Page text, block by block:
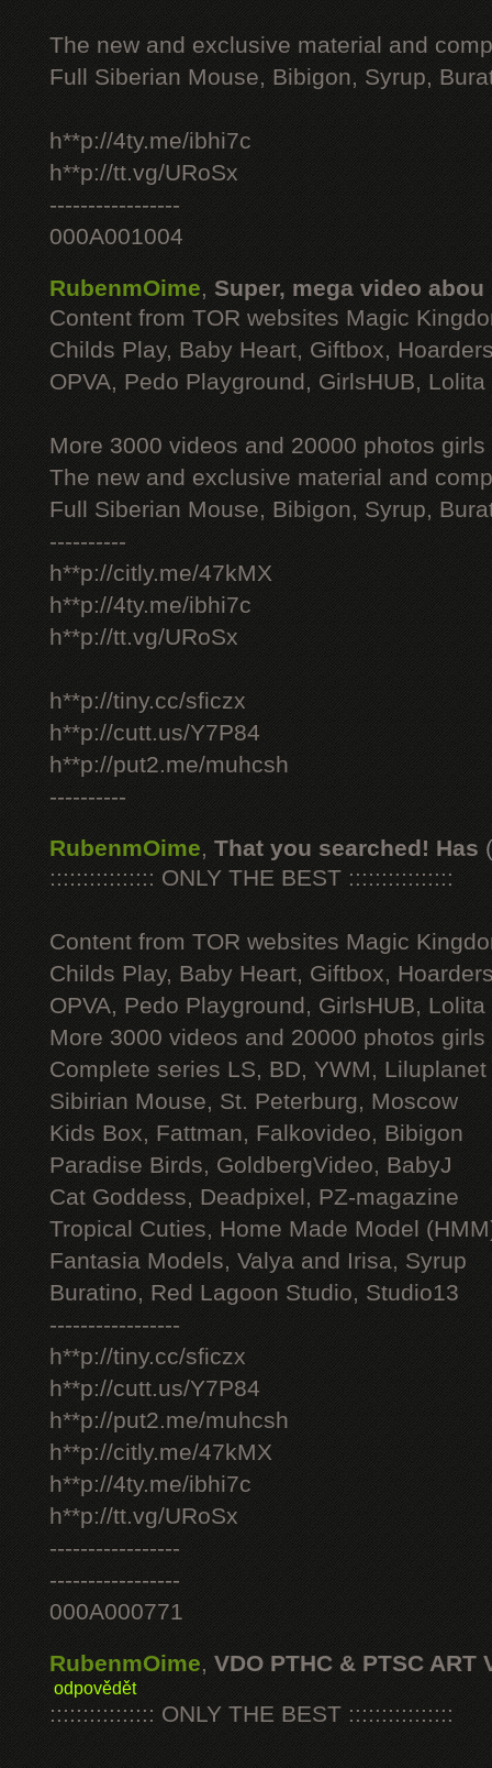
The new and exclusive material and
Full Siberian Mouse, Bibigon, Syrup,
h**p://4ty.me/ibhi7c
h**p://tt.vg/URoSx
-----------------
000A001004
RubenmOime, Super, mega video abou
Content from TOR websites Magic
Childs Play, Baby Heart, Giftbox,
OPVA, Pedo Playground, GirlsHUB, Lolita
More 3000 videos and 20000 photos
The new and exclusive material and
Full Siberian Mouse, Bibigon, Syrup,
----------
h**p://citly.me/47kMX
h**p://4ty.me/ibhi7c
h**p://tt.vg/URoSx
h**p://tiny.cc/sficzx
h**p://cutt.us/Y7P84
h**p://put2.me/muhcsh
----------
RubenmOime, That you searched! Has
:::::::::::::::: ONLY THE BEST ::::::::::::::::
Content from TOR websites Magic
Childs Play, Baby Heart, Giftbox,
OPVA, Pedo Playground, GirlsHUB, Lolita
More 3000 videos and 20000 photos
Complete series LS, BD, YWM, Liluplanet
Sibirian Mouse, St. Peterburg, Moscow
Kids Box, Fattman, Falkovideo, Bibigon
Paradise Birds, GoldbergVideo, BabyJ
Cat Goddess, Deadpixel, PZ-magazine
Tropical Cuties, Home Made Model
Fantasia Models, Valya and Irisa, Syrup
Buratino, Red Lagoon Studio, Studio13
-----------------
h**p://tiny.cc/sficzx
h**p://cutt.us/Y7P84
h**p://put2.me/muhcsh
h**p://citly.me/47kMX
h**p://4ty.me/ibhi7c
h**p://tt.vg/URoSx
-----------------
-----------------
000A000771
RubenmOime, VDO PTHC & PTSC ART
odpovědět
:::::::::::::::: ONLY THE BEST ::::::::::::::::